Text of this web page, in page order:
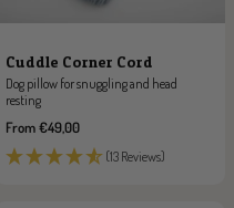
Cuddle Corner Cord
Dog pillow for snuggling and head
resting
Sale
price
From €49,00
(13 Reviews)